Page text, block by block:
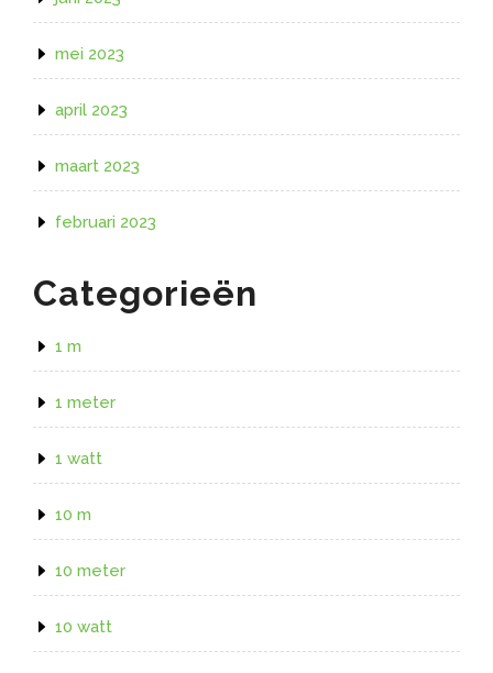
mei 2023
april 2023
maart 2023
februari 2023
Categorieën
1 m
1 meter
1 watt
10 m
10 meter
10 watt